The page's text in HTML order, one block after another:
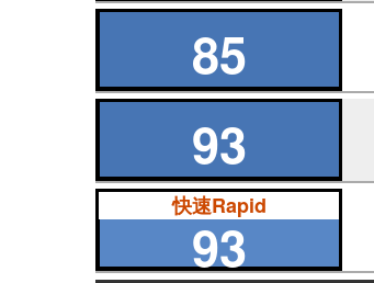
85
93
快速Rapid
93